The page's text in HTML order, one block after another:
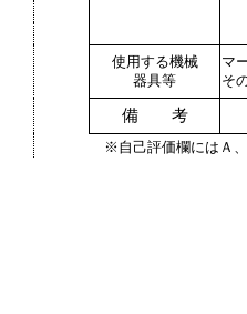
使用する機械
器具等
マ
そ
備 考
※自己評価欄にはＡ、